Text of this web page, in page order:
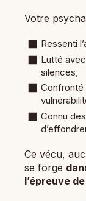
Votre
Ressenti
Lutté
silences,
Confronté
Connu
Ce vécu,
se forge
l’épreuve